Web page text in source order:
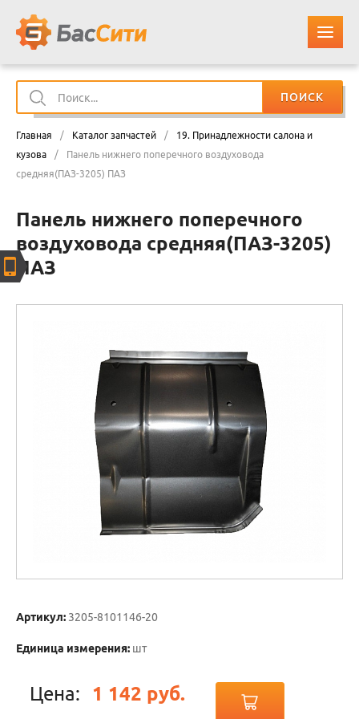
ПОИСК
Главная / Каталог запчастей /
19. Принадлежности салона и
кузова
/
Панель нижнего поперечного воздуховода
средняя(ПАЗ-3205) ПАЗ
Панель нижнего поперечного
воздуховода средняя(ПАЗ-3205)
ПАЗ
Артикул: 3205-8101146-20
Единица измерения: шт
Цена: 1 142 руб.
КАТАЛОГ ЗАПЧАСТЕЙ
КОНТАКТЫ